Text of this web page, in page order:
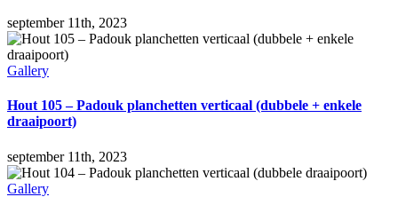
september 11th, 2023
Gallery
Hout 105 – Padouk planchetten verticaal (dubbele + enkele
draaipoort)
september 11th, 2023
Gallery